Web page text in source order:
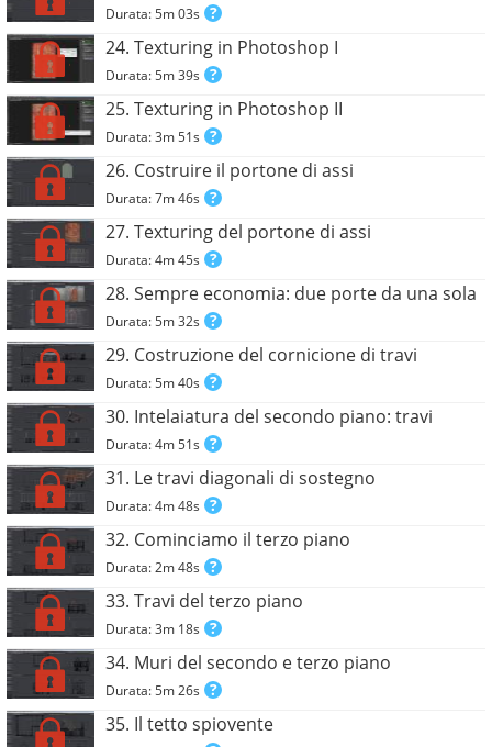
Durata: 5m 03s
24. Texturing in Photoshop I
Durata: 5m 39s
25. Texturing in Photoshop II
Durata: 3m 51s
26. Costruire il portone di assi
Durata: 7m 46s
27. Texturing del portone di assi
Durata: 4m 45s
28. Sempre economia: due porte da una sola
Durata: 5m 32s
29. Costruzione del cornicione di travi
Durata: 5m 40s
30. Intelaiatura del secondo piano: travi
Durata: 4m 51s
31. Le travi diagonali di sostegno
Durata: 4m 48s
32. Cominciamo il terzo piano
Durata: 2m 48s
33. Travi del terzo piano
Durata: 3m 18s
34. Muri del secondo e terzo piano
Durata: 5m 26s
35. Il tetto spiovente